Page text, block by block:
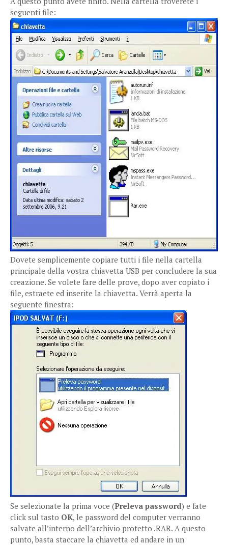
seguenti file:
Dovete semplicemente copiare tutti i file nella cartella
principale della vostra chiavetta USB per concludere la sua
creazione. Se volete fare delle prove, dopo aver copiato i
file, estraete ed inserite la chiavetta. Verrà aperta la
seguente finestra:
Se selezionate la prima voce (Preleva password) e fate
click sul tasto OK, le password del computer verranno
salvate all’interno dell’archivio protetto .RAR. A questo
punto, basta staccare la chiavetta ed andare in un